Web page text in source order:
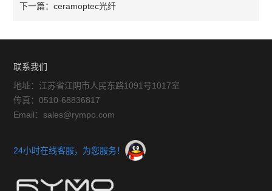
下一篇：ceramoptec光纤
联系我们
地址：江苏省江阴市人民东路1091号1017室
传真：0510-68836817
Email：sales@rympo.com
24小时在线客服，为您服务！